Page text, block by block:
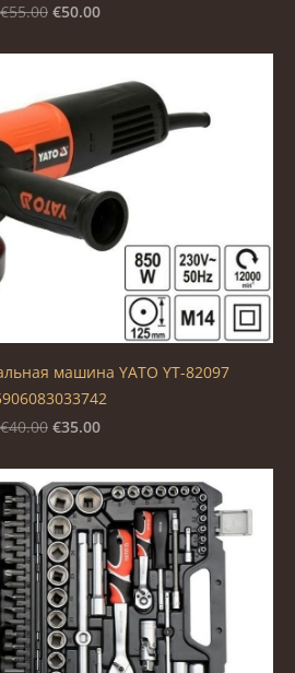
€55.00 €50.00
машина YATO YT-82097
€40.00 €35.00